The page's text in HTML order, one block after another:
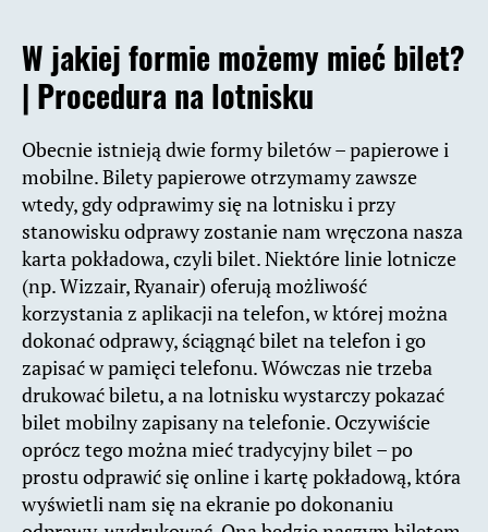
W jakiej formie możemy mieć bilet?
| Procedura na lotnisku
Obecnie istnieją dwie formy biletów – papierowe i
mobilne. Bilety papierowe otrzymamy zawsze
wtedy, gdy odprawimy się na lotnisku i przy
stanowisku odprawy zostanie nam wręczona nasza
karta pokładowa, czyli bilet. Niektóre linie lotnicze
(np. Wizzair, Ryanair) oferują możliwość
korzystania z aplikacji na telefon, w której można
dokonać odprawy, ściągnąć bilet na telefon i go
zapisać w pamięci telefonu. Wówczas nie trzeba
drukować biletu, a na lotnisku wystarczy pokazać
bilet mobilny zapisany na telefonie. Oczywiście
oprócz tego można mieć tradycyjny bilet – po
prostu odprawić się online i kartę pokładową, która
wyświetli nam się na ekranie po dokonaniu